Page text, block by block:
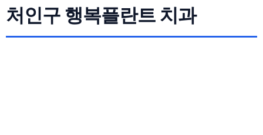
처인구 행복플란트 치과